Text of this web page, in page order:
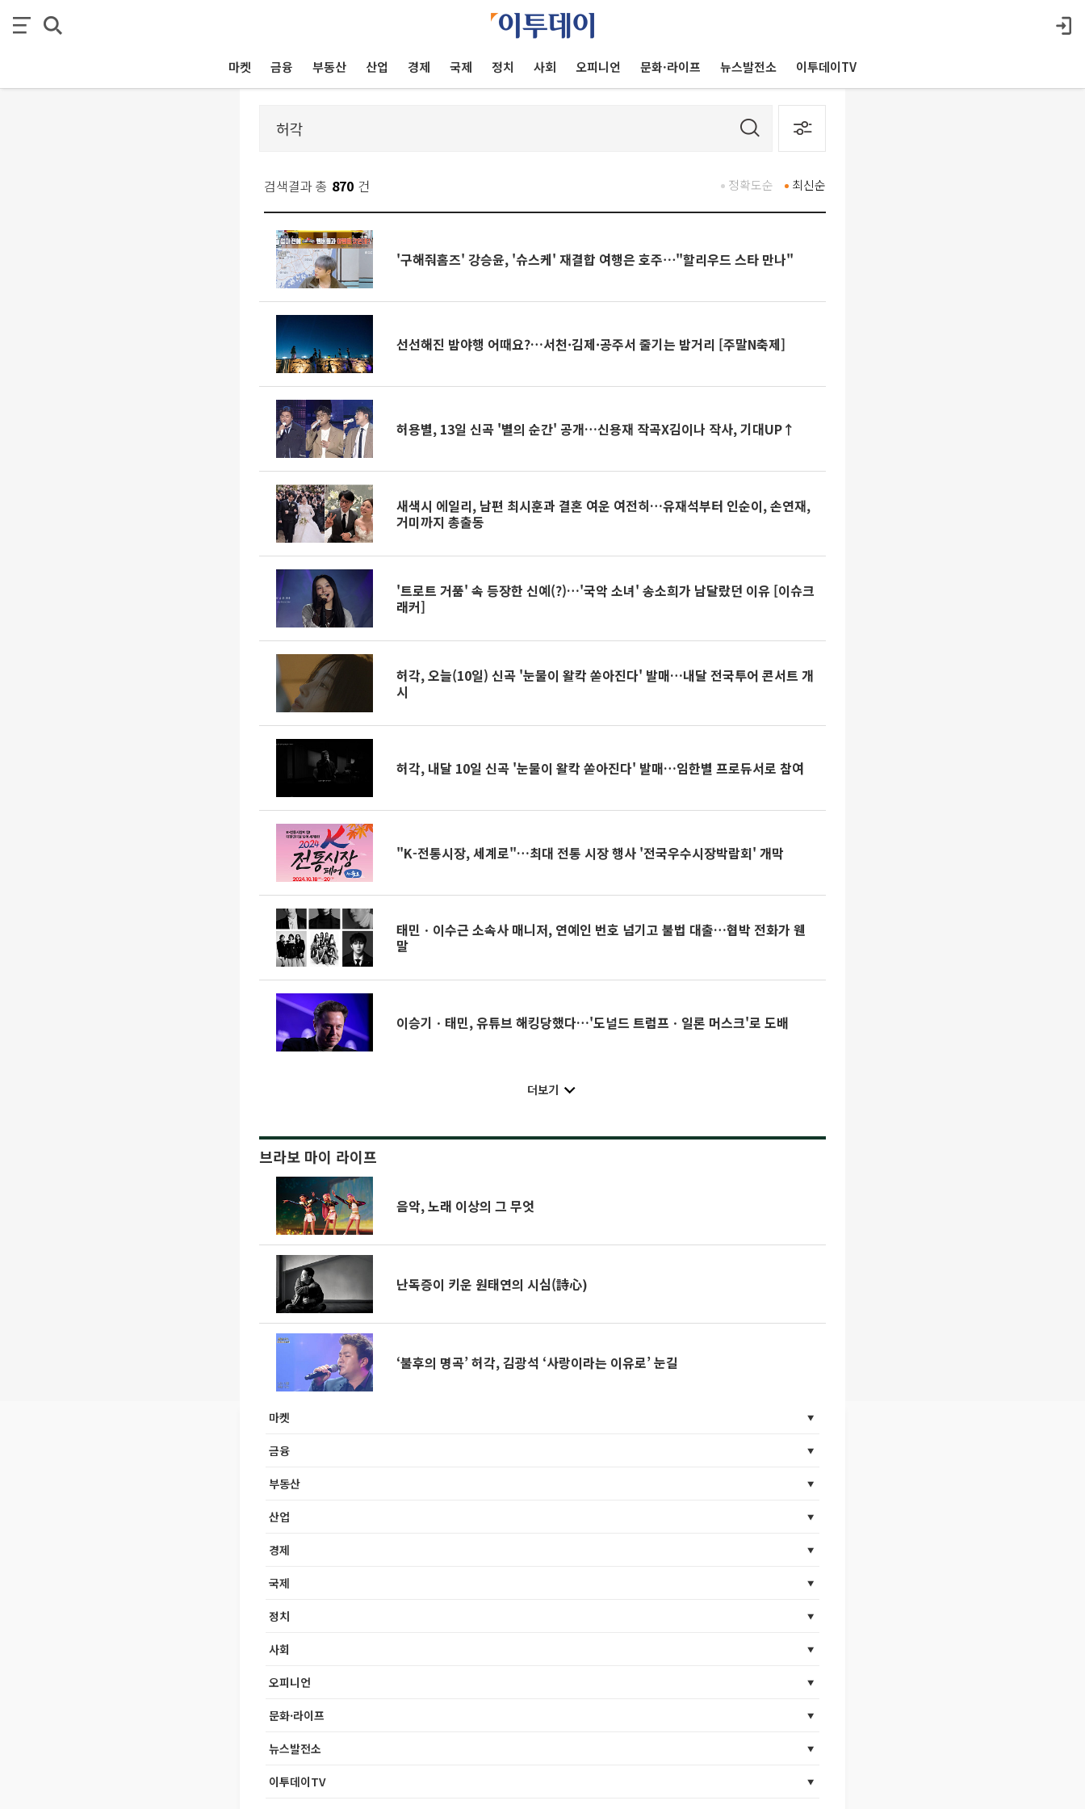
마켓 금융 부동산 산업 경제 국제 정치 사회 오피니언 문화·라이프 뉴스발전소 이투데이TV
검색결과 총 870 건 최신순
정확도순
'구해줘홈즈' 강승윤, '슈스케' 재결합 여행은 호주⋯"할리우드 스타 만나"
선선해진 밤야행 어때요?…서천·김제·공주서 줄기는 밤거리 [주말N축제]
허용별, 13일 신곡 '별의 순간' 공개…신용재 작곡X김이나 작사, 기대UP↑
새색시 에일리, 남편 최시훈과 결혼 여운 여전히…유재석부터 인순이, 손연재,
거미까지 총출동
'트로트 거품' 속 등장한 신예(?)…'국악 소녀' 송소희가 남달랐던 이유 [이슈크
래커]
허각, 오늘(10일) 신곡 '눈물이 왈칵 쏟아진다' 발매…내달 전국투어 콘서트 개
시
허각, 내달 10일 신곡 '눈물이 왈칵 쏟아진다' 발매…임한별 프로듀서로 참여
"K-전통시장, 세계로"…최대 전통 시장 행사 '전국우수시장박람회' 개막
태민ㆍ이수근 소속사 매니저, 연예인 번호 넘기고 불법 대출…협박 전화가 웬
말
이승기ㆍ태민, 유튜브 해킹당했다…'도널드 트럼프ㆍ일론 머스크'로 도배
더보기
브라보 마이 라이프
음악, 노래 이상의 그 무엇
난독증이 키운 원태연의 시심(詩心)
‘불후의 명곡’ 허각, 김광석 ‘사랑이라는 이유로’ 눈길
마켓
금융
부동산
산업
경제
국제
정치
사회
오피니언
문화·라이프
뉴스발전소
이투데이TV